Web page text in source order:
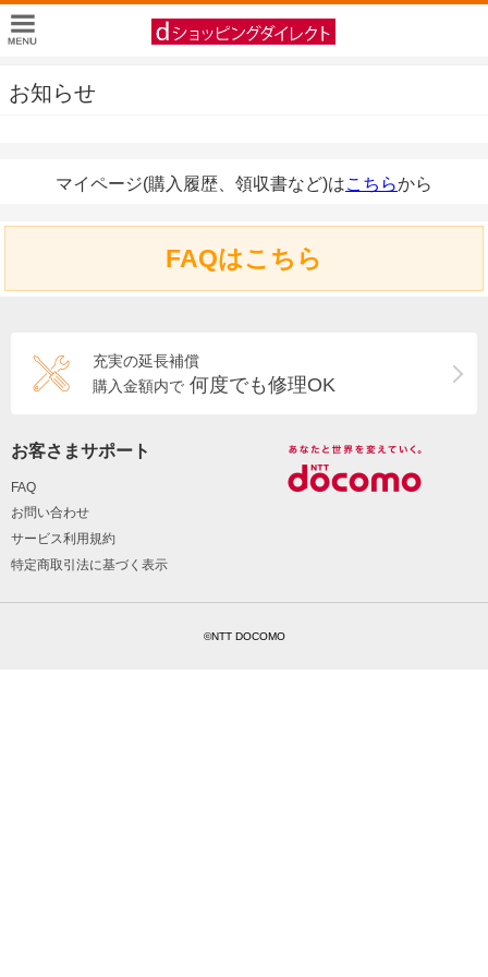
お知らせ
マイページ(購入履歴、領収書など)はこちらから
FAQはこちら
充実の延長補償
購入金額内で 何度でも修理OK
お客さまサポート
FAQ
お問い合わせ
サービス利用規約
特定商取引法に基づく表示
©NTT DOCOMO